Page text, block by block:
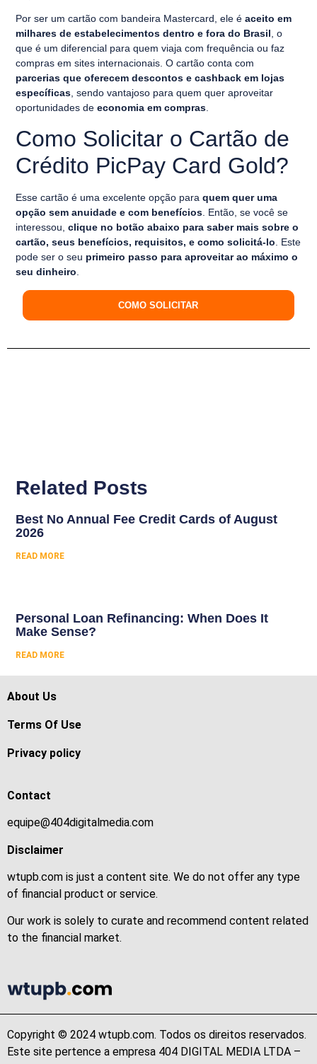
Por ser um cartão com bandeira Mastercard, ele éaceito em
milhares de estabelecimentos dentro e fora do Brasil , o
que é um diferencial para quem viaja com frequência ou faz
compras em sites internacionais. O cartão conta com
parcerias que oferecem descontos e cashback em lojas
específicas , sendo vantajoso para quem quer aproveitar
oportunidades deeconomia em compras
Como Solicitar o Cartão de
Crédito PicPay Card Gold?
Esse cartão é uma excelente opção paraquem quer uma
opção sem anuidade e com benefícios . Então, se você se
interessou,clique no botão abaixo para saber mais sobre o
cartão, seus benefícios, requisitos, e como solicitá-lo . Este
pode ser o seu primeiro passo para aproveitar ao máximo o
seu dinheiro
COMO SOLICITAR
Related Posts
Best No Annual Fee Credit Cards of August
2026
READ MORE
Personal Loan Refinancing: When Does It
Make Sense?
READ MORE
About Us
Terms Of Use
Privacy policy
Contact
equipe@404digitalmedia.com
Disclaimer
wtupb.com is just a content site. We do not offer any type
of financial product or service.
Our work is solely to curate and recommend content related
to the financial market.
Copyright © 2024 wtupb.com. Todos os direitos reservados.
Este site pertence a empresa 404 DIGITAL MEDIA LTDA –